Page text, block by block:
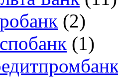
(2)
(1)